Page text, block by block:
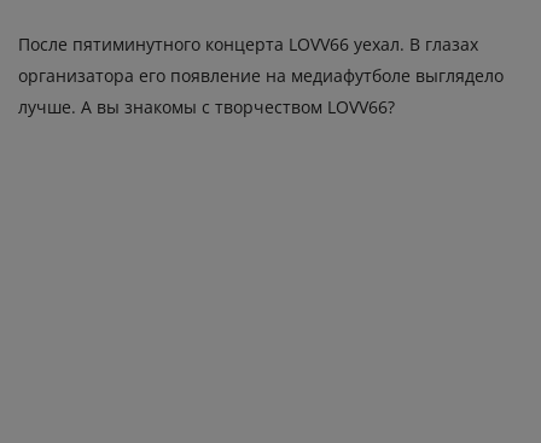
После пятиминутного концерта LOVV66 уехал. В глазах
организатора его появление на медиафутболе выглядело
лучше. А вы знакомы с творчеством LOVV66?